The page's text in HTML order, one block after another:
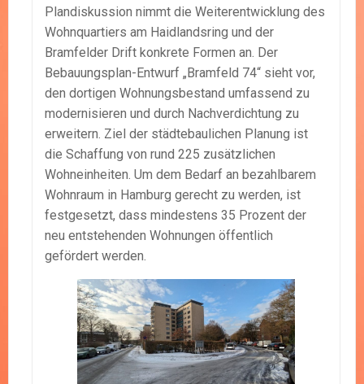
Plandiskussion nimmt die Weiterentwicklung des
Wohnquartiers am Haidlandsring und der
Bramfelder Drift konkrete Formen an. Der
Bebauungsplan-Entwurf „Bramfeld 74“ sieht vor,
den dortigen Wohnungsbestand umfassend zu
modernisieren und durch Nachverdichtung zu
erweitern. Ziel der städtebaulichen Planung ist
die Schaffung von rund 225 zusätzlichen
Wohneinheiten. Um dem Bedarf an bezahlbarem
Wohnraum in Hamburg gerecht zu werden, ist
festgesetzt, dass mindestens 35 Prozent der
neu entstehenden Wohnungen öffentlich
gefördert werden.